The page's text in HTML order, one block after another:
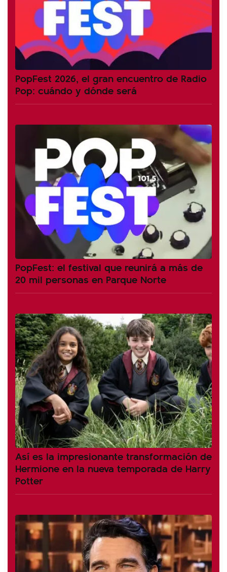
PopFest 2026, el gran encuentro de Radio
Pop: cuándo y dónde será
PopFest: el festival que reunirá a más de
20 mil personas en Parque Norte
Así es la impresionante transformación de
Hermione en la nueva temporada de Harry
Potter